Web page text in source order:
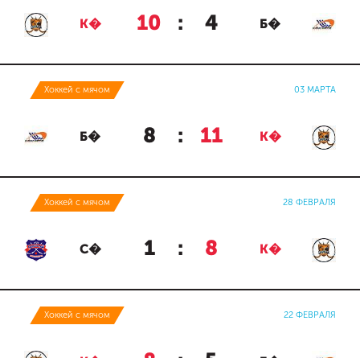
К� 10 : 4 Б�
Хоккей с мячом 03 МАРТА
Б� 8 : 11 К�
Хоккей с мячом 28 ФЕВРАЛЯ
С� 1 : 8 К�
Хоккей с мячом 22 ФЕВРАЛЯ